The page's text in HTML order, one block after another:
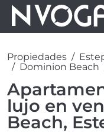
Propiedades
Dominion Beach
lujo en
Beach,